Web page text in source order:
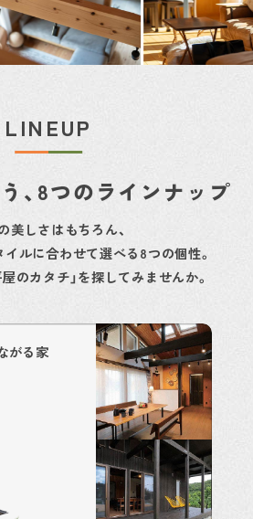
LINEUP
、8つのラインナップ
美しさはもちろん、
ルに合わせて選べる8つの個性。
のカタチ」を探してみませんか。
がる家